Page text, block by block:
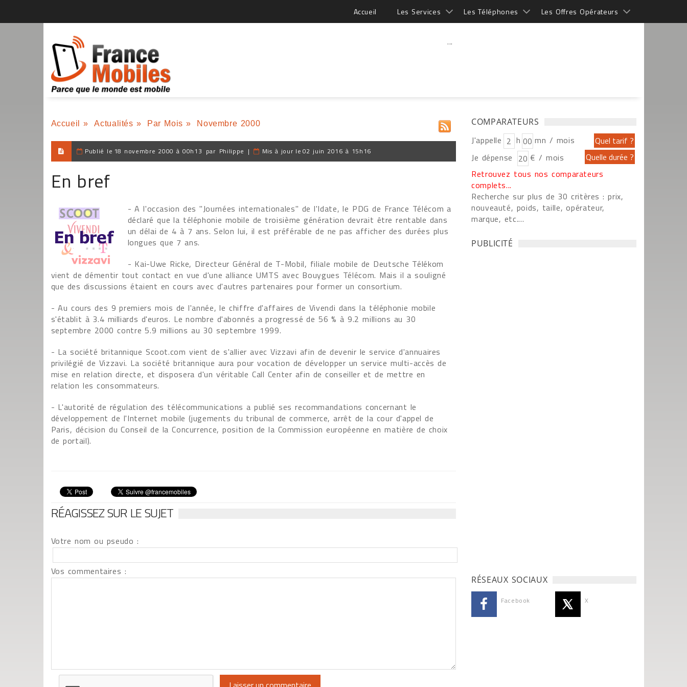
Accueil Les Services Les Téléphones Les Offres Opérateurs
...
Accueil » Actualités » Par Mois » Novembre 2000
Publié le 18 novembre 2000 à 00h13 par Philippe | Mis à jour le 02 juin 2016 à 15h16
En bref
- A l'occasion des "Journées internationales" de l'Idate, le PDG de France Télécom a
déclaré que la téléphonie mobile de troisième génération devrait être rentable dans
un délai de 4 à 7 ans. Selon lui, il est préférable de ne pas afficher des durées plus
longues que 7 ans.
- Kai-Uwe Ricke, Directeur Général de T-Mobil, filiale mobile de Deutsche Télékom
vient de démentir tout contact en vue d'une alliance UMTS avec Bouygues Télécom. Mais il a souligné
que des discussions étaient en cours avec d'autres partenaires pour former un consortium.
- Au cours des 9 premiers mois de l'année, le chiffre d'affaires de Vivendi dans la téléphonie mobile
s'établit à 3.4 milliards d'euros. Le nombre d'abonnés a progressé de 56 % à 9.2 millions au 30
septembre 2000 contre 5.9 millions au 30 septembre 1999.
- La société britannique Scoot.com vient de s'allier avec Vizzavi afin de devenir le service d'annuaires
privilégié de Vizzavi. La société britannique aura pour vocation de développer un service multi-accès de
mise en relation directe, et disposera d'un véritable Call Center afin de conseiller et de mettre en
relation les consommateurs.
- L'autorité de régulation des télécommunications a publié ses recommandations concernant le
développement de l'Internet mobile (jugements du tribunal de commerce, arrêt de la cour d'appel de
Paris, décision du Conseil de la Concurrence, position de la Commission européenne en matière de choix
de portail).
RÉAGISSEZ SUR LE SUJET
Votre nom ou pseudo :
Vos commentaires :
COMPARATEURS
J'appelle h
mn / mois
Je dépense
€ / mois
Retrouvez tous nos comparateurs
complets...
Recherche sur plus de 30 critères : prix,
nouveauté, poids, taille, opérateur,
marque, etc....
PUBLICITÉ
RÉSEAUX SOCIAUX
Facebook X